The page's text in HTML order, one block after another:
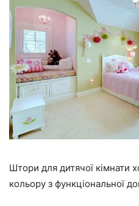
Штори для дитячої кімнати
кольору з функціональної